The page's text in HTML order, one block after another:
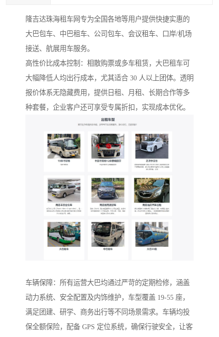
隆吉达珠海租车网专为全国各地等用户提供快捷实惠的
大巴包车、中巴租车、公司包车、会议租车、口岸/机场
接送、航展用车服务。
高性价比成本控制：相散购票或多车租赁，大巴租车可
大幅降低人均出行成本，尤其适合 30 人以上团体。透明
报价体系无隐藏费用，提供日租、月租、长期合作等多
种套餐，企业客户还可享受专属折扣，实现成本优化。
车辆保障：所有运营大巴均通过严苛的定期检修，涵盖
动力系统、安全配置及内饰维护，车型覆盖 19-55 座，
满足团建、研学、商务出行等不同场景需求。车辆均投
保全额保险，配备 GPS 定位系统，确保行驶安全，让客